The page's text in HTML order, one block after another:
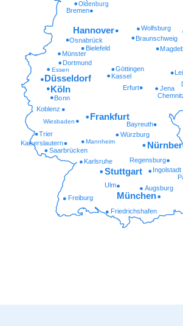
Friedrichshafen
Freiburg
Augsburg
Ulm
Ingolstadt
Regensburg
Karlsruhe
Saarbrücken
Kaiserslautern Mannheim
Würzburg
Trier
Wiesbaden Bayreuth
Koblenz
Bonn
Erfurt Jena
Kassel
Göttingen
Essen
Dortmund
Münster
Bielefeld
Braunschweig
Osnabrück
Wolfsburg
Oldenburg
München
Stuttgart
Frankfurt
Köln
Düsseldorf
Hannover
Bremen